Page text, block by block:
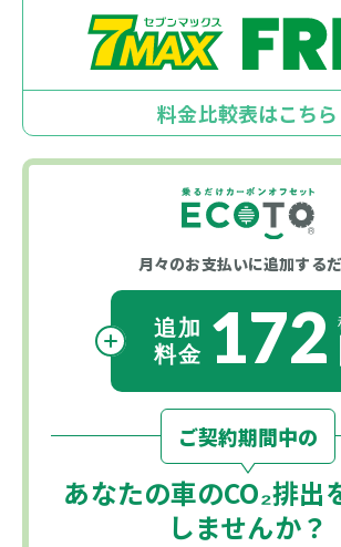
料金比較表はこちら
月々のお支払いに追加する
172
ご契約期間中の
あなたの車のCO₂排出
しませんか？